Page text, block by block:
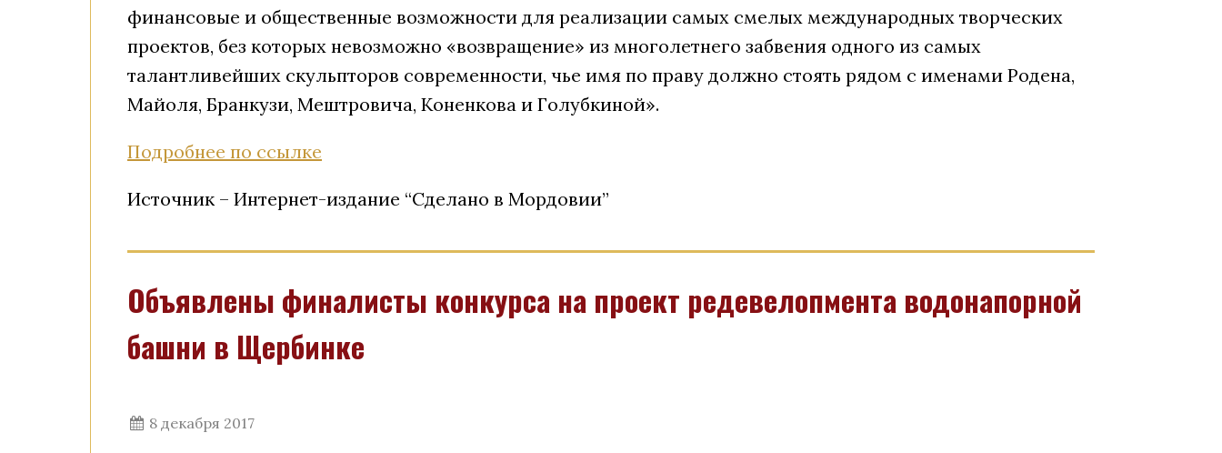
финансовые и общественные возможности для реализации самых смелых международных творческих
проектов, без которых невозможно «возвращение» из многолетнего забвения одного из самых
талантливейших скульпторов современности, чье имя по праву должно стоять рядом с именами Родена,
Майоля, Бранкузи, Мештровича, Коненкова и Голубкиной».
Подробнее по ссылке
Источник – Интернет-издание “Сделано в Мордовии”
Объявлены финалисты конкурса на проект редевелопмента водонапорной
башни в Щербинке
8 декабря 2017